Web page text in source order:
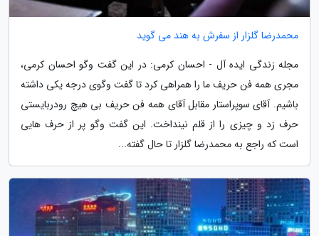
محمدرضا گلزار از سفرش به هند می گوید
مجله زندگی ایده آل - احسان کرمی: در این گفت وگو احسان کرمی،
مجری همه فن حریف ما را همراهی کرد تا گفت وگوی درجه یکی داشته
باشیم. آقای سوپراستار مقابل آقای همه فن حریف بی هیچ رودربایستی
حرف زد و چیزی را از قلم نینداخت. این گفت وگو پر از حرف هایی
است که راجع به محمدرضا گلزار تا حال گفته...